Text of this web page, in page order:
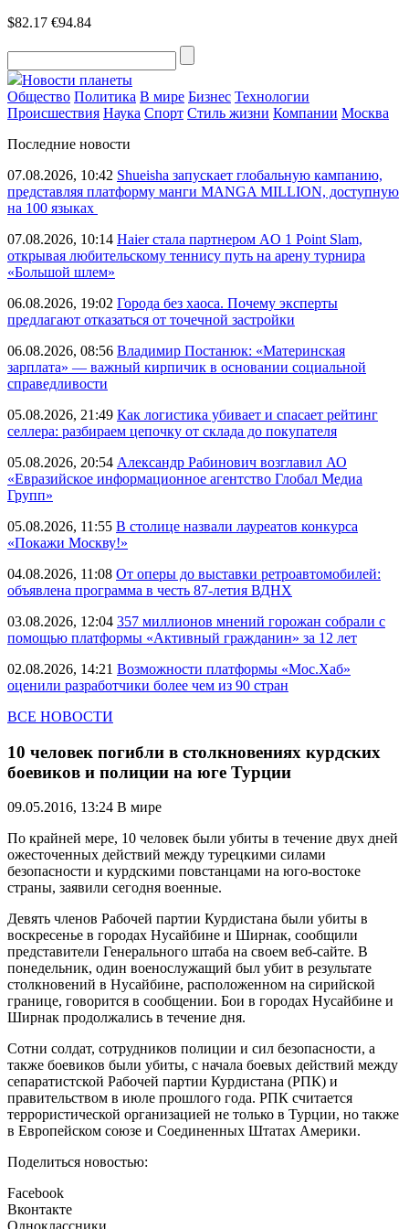
$82.17 €94.84
Новости планеты
Общество Политика В мире Бизнес Технологии
Происшествия Наука Спорт Стиль жизни Компании Москва
Последние новости
07.08.2026, 10:42 Shueisha запускает глобальную кампанию,
представляя платформу манги MANGA MILLION, доступную
на 100 языках
07.08.2026, 10:14 Haier стала партнером AO 1 Point Slam,
открывая любительскому теннису путь на арену турнира
«Большой шлем»
06.08.2026, 19:02 Города без хаоса. Почему эксперты
предлагают отказаться от точечной застройки
06.08.2026, 08:56 Владимир Постанюк: «Материнская
зарплата» — важный кирпичик в основании социальной
справедливости
05.08.2026, 21:49 Как логистика убивает и спасает рейтинг
селлера: разбираем цепочку от склада до покупателя
05.08.2026, 20:54 Александр Рабинович возглавил АО
«Евразийское информационное агентство Глобал Медиа
Групп»
05.08.2026, 11:55 В столице назвали лауреатов конкурса
«Покажи Москву!»
04.08.2026, 11:08 От оперы до выставки ретроавтомобилей:
объявлена программа в честь 87-летия ВДНХ
03.08.2026, 12:04 357 миллионов мнений горожан собрали с
помощью платформы «Активный гражданин» за 12 лет
02.08.2026, 14:21 Возможности платформы «Мос.Хаб»
оценили разработчики более чем из 90 стран
ВСЕ НОВОСТИ
10 человек погибли в столкновениях курдских
боевиков и полиции на юге Турции
09.05.2016, 13:24 В мире
По крайней мере, 10 человек были убиты в течение двух дней
ожесточенных действий между турецкими силами
безопасности и курдскими повстанцами на юго-востоке
страны, заявили сегодня военные.
Девять членов Рабочей партии Курдистана были убиты в
воскресенье в городах Нусайбине и Ширнак, сообщили
представители Генерального штаба на своем веб-сайте. В
понедельник, один военослужащий был убит в результате
столкновений в Нусайбине, расположенном на сирийской
границе, говорится в сообщении. Бои в городах Нусайбине и
Ширнак продолжались в течение дня.
Сотни солдат, сотрудников полиции и сил безопасности, а
также боевиков были убиты, с начала боевых действий между
сепаратистской Рабочей партии Курдистана (РПК) и
правительством в июле прошлого года. РПК считается
террористической организацией не только в Турции, но также
в Европейском союзе и Соединенных Штатах Америки.
Поделиться новостью:
Facebook
Вконтакте